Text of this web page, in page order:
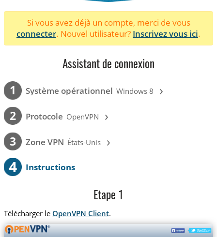
Si vous avez déjà un compte, merci de vous
connecter. Nouvel utilisateur? Inscrivez vous ici.
Assistant de connexion
1 Système opérationnel Windows 8 ›
2 Protocole OpenVPN ›
3 Zone VPN États-Unis ›
4 Instructions
Etape 1
Télécharger le OpenVPN Client.